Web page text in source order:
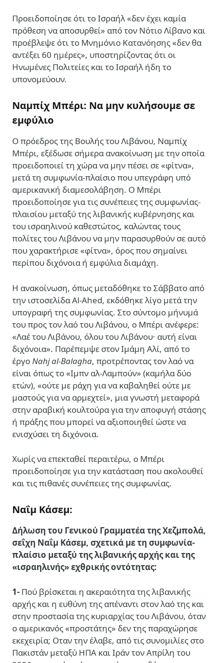
Προειδοποίησε ότι το Ισραήλ «δεν έχει καμία
πρόθεση να αποσυρθεί» από τον Νότιο Λίβανο και
προέβλεψε ότι το Μνημόνιο Κατανόησης «δεν θα
αντέξει 60 ημέρες», υποστηρίζοντας ότι οι
Ηνωμένες Πολιτείες και το Ισραήλ ήδη το
υπονομεύουν.
Ναμπίχ Μπέρι: Να μην κυλήσουμε σε
εμφύλιο
Ο πρόεδρος της Βουλής του Λιβάνου, Ναμπίχ
Μπέρι, εξέδωσε σήμερα ανακοίνωση με την οποία
προειδοποιεί τη χώρα να μην πέσει σε «φίτνα»,
μετά τη συμφωνία-πλαίσιο που υπεγράφη υπό
αμερικανική διαμεσολάβηση. Ο Μπέρι
προειδοποίησε για τις συνέπειες της συμφωνίας-
πλαισίου μεταξύ της λιβανικής κυβέρνησης και
του ισραηλινού καθεστώτος, καλώντας τους
πολίτες του Λιβάνου να μην παρασυρθούν σε αυτό
που χαρακτήρισε «φίτνα», όρος που σημαίνει
περίπου διχόνοια ή εμφύλια διαμάχη.
Η ανακοίνωση, όπως μεταδόθηκε το Σάββατο από
την ιστοσελίδα Al-Ahed, εκδόθηκε λίγο μετά την
υπογραφή της συμφωνίας. Στο σύντομο μήνυμά
του προς τον λαό του Λιβάνου, ο Μπέρι ανέφερε:
«Λαέ του Λιβάνου, όλου του Λιβάνου· αυτή είναι
διχόνοια». Παρέπεμψε στον Ιμάμη Αλί, από το
έργο Nahj al-Balagha, προτρέποντας τον λαό να
είναι όπως το «Ιμπν αλ-Λαμπούν» (καμήλα δύο
ετών), «ούτε με ράχη για να καβαληθεί ούτε με
μαστούς για να αρμεχτεί», μια γνωστή μεταφορά
στην αραβική κουλτούρα για την αποφυγή στάσης
ή πράξης που μπορεί να αξιοποιηθεί ώστε να
ενισχύσει τη διχόνοια.
Χωρίς να επεκταθεί περαιτέρω, ο Μπέρι
προειδοποίησε για την κατάσταση που ακολουθεί
και τις πιθανές συνέπειες της συμφωνίας.
Ναΐμ Κάσεμ:
Δήλωση του Γενικού Γραμματέα της Χεζμπολά,
σεΐχη Ναΐμ Κάσεμ, σχετικά με τη συμφωνία-
πλαίσιο μεταξύ της λιβανικής αρχής και της
«ισραηλινής» εχθρικής οντότητας:
1- Πού βρίσκεται η ακεραιότητα της λιβανικής
αρχής και η ευθύνη της απέναντι στον λαό της και
στην προστασία της κυριαρχίας του Λιβάνου, όταν
ο αμερικανός «προστάτης» δεν της παραχώρησε
εκεχειρία; Οταν την έλαβε, από τις συνομιλίες στο
Πακιστάν μεταξύ ΗΠΑ και Ιράν τον Απρίλη του